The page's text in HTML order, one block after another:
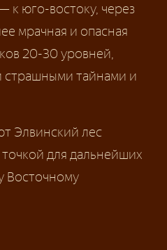
к юго-востоку, через
мрачная и опасная
20-30 уровней,
страшными тайнами и
Элвинский лес
для дальнейших
Восточному